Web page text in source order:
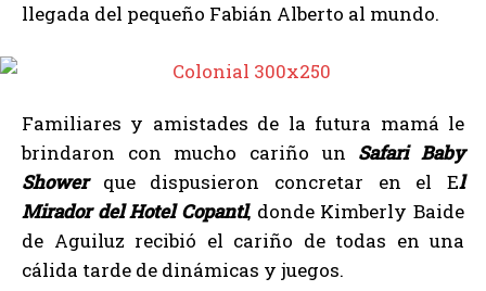
llegada del pequeño Fabián Alberto al mundo.
Familiares y amistades de la futura mamá le
brindaron con mucho cariño un Safari Baby
Shower
que dispusieron concretar en el El
Mirador del Hotel Copantl, donde Kimberly Baide
de Aguiluz recibió el cariño de todas en una
cálida tarde de dinámicas y juegos.